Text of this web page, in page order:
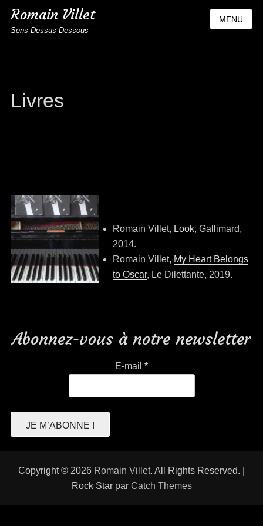
Romain Villet
Sens Dessus Dessous
MENU
Livres
Romain Villet, Look, Gallimard,
2014.
Romain Villet, My Heart Belongs
to Oscar, Le Dilettante, 2019.
Abonnez-vous à notre newsletter
E-mail *
Copyright © 2026 Romain Villet. All Rights Reserved. |
Rock Star par Catch Themes